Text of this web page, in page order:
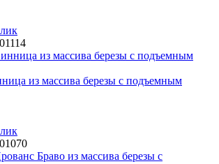
из массива березы с подъемным